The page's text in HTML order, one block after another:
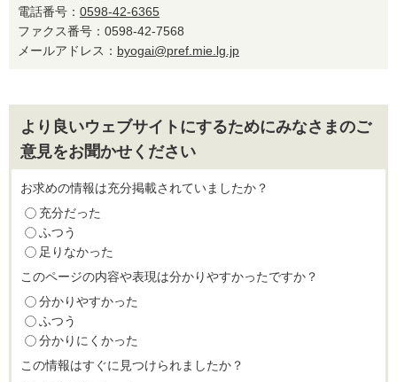
電話番号： 0598-42-6365
ファクス番号：0598-42-7568
メールアドレス： byogai@pref.mie.lg.jp
より良いウェブサイトにするためにみなさまのご
意見をお聞かせください
お求めの情報は充分掲載されていましたか？
充分だった
ふつう
足りなかった
このページの内容や表現は分かりやすかったですか？
分かりやすかった
ふつう
分かりにくかった
この情報はすぐに見つけられましたか？